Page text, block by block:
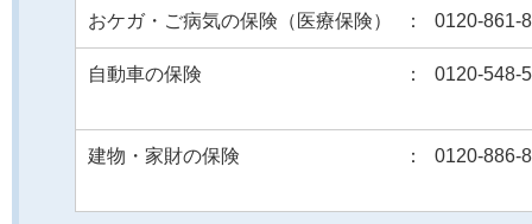
おケガ・ご病気の保険（医療保険） ： 0120-861-
自動車の保険 ： 0120-548-
建物・家財の保険 ： 0120-886-